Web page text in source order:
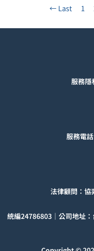
← Last 1
服務隱
服務電
法律顧問：協
統編24786803 ｜公司地址